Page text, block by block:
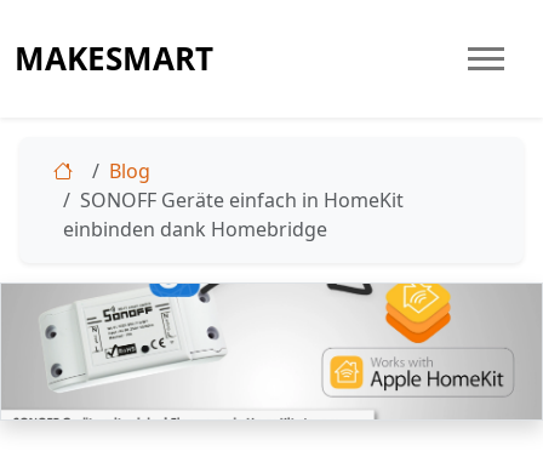
MAKESMART
Blog
SONOFF Geräte einfach in HomeKit
einbinden dank Homebridge